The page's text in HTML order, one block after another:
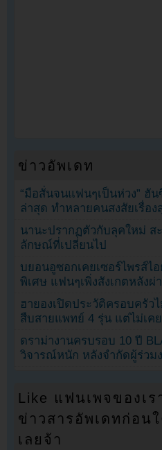
ข่าวอัพเดท
“มือสั่นจนแฟนๆเป็นห่วง” ฮัน
ล่าสุด ทำหลายคนสงสัยเรื่อง
นานะปรากฏตัวกับลุคใหม่ ส
ลักษณ์ที่เปลี่ยนไป
บยอนอูซอกเคยเซอร์ไพรส์ไ
พิเศษ แฟนๆเพิ่งสังเกตหลังผ่
ฮายองเปิดประวัติครอบครัว
สืบสายแพทย์ 4 รุ่น แต่ไม่เค
ดราม่างานครบรอบ 10 ปี
วิจารณ์หนัก หลังจำกัดผู้ร่วม
Like แฟนเพจของเร
ข่าวสารอัพเดทก่อน
เลยจ้า